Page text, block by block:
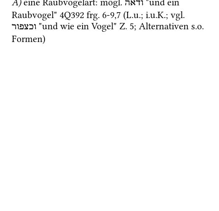
ודאה
Raubvogel" 4Q392 frg. 6-9,7 (L.u.; i.u.K.; vgl.
וכצפור "und wie ein Vogel" Z. 5; Alternativen s.o.
Formen)